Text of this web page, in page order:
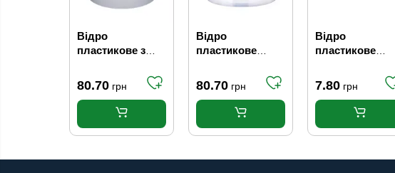
Відро
пластикове з
харчових
продуктів, 10 л
80.70 грн
Відро
пластикове
10 л
80.70 грн
Відро
пластикове
7.80 грн